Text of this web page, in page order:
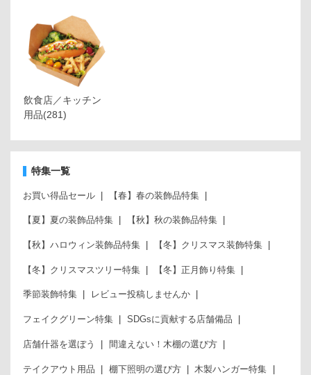
飲食店／キッチン
用品(281)
特集一覧
お買い得品セール 【春】春の装飾品特集
【夏】夏の装飾品特集 【秋】秋の装飾品特集
【秋】ハロウィン装飾品特集 【冬】クリスマス装飾特集
【冬】クリスマスツリー特集 【冬】正月飾り特集
季節装飾特集 レビュー投稿しませんか
フェイクグリーン特集 SDGsに貢献する店舗備品
店舗什器を選ぼう 間違えない！木棚の選び方
テイクアウト用品 棚下照明の選び方 木製ハンガー特集